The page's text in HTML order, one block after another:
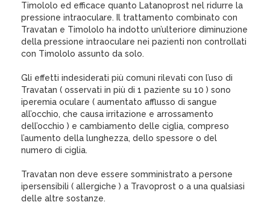
Timololo ed efficace quanto Latanoprost nel ridurre la
pressione intraoculare. Il trattamento combinato con
Travatan e Timololo ha indotto un’ulteriore diminuzione
della pressione intraoculare nei pazienti non controllati
con Timololo assunto da solo.
Gli effetti indesiderati più comuni rilevati con l’uso di
Travatan ( osservati in più di 1 paziente su 10 ) sono
iperemia oculare ( aumentato afflusso di sangue
all’occhio, che causa irritazione e arrossamento
dell’occhio ) e cambiamento delle ciglia, compreso
l’aumento della lunghezza, dello spessore o del
numero di ciglia.
Travatan non deve essere somministrato a persone
ipersensibili ( allergiche ) a Travoprost o a una qualsiasi
delle altre sostanze.